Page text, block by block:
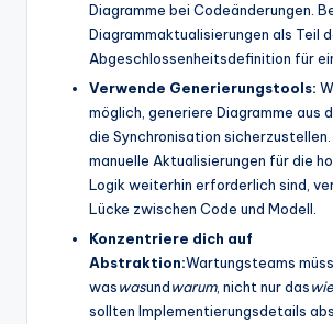
Diagramme bei Codeänderungen.
Diagrammaktualisierungen als Teil
Abgeschlossenheitsdefinition für
Verwende Generierungstools:
möglich, generiere Diagramme aus
die Synchronisation
manuelle Aktualisierungen für die
Logik weiterhin erforderlich sind,
Lücke zwischen Code und Modell.
Konzentriere dich auf
Abstraktion:Wartungsteams
waswasundwarum, nicht nur daswie
sollten Implementierungsdetails